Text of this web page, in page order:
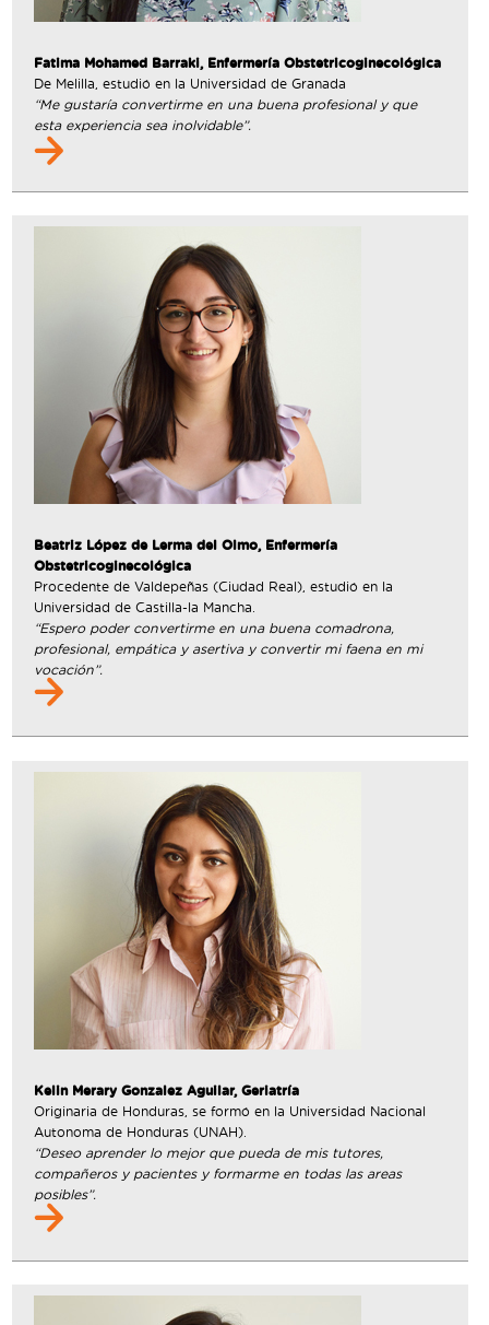
Fatima Mohamed Barraki, Enfermería Obstetricoginecológica
De Melilla, estudió en la Universidad de Granada
“Me gustaría convertirme en una buena profesional y que
esta experiencia sea inolvidable”.
Beatriz López de Lerma del Olmo, Enfermería
Obstetricoginecológica
Procedente de Valdepeñas (Ciudad Real), estudió en la
Universidad de Castilla-la Mancha.
“Espero poder convertirme en una buena comadrona,
profesional, empática y asertiva y convertir mi faena en mi
vocación”.
Kelin Merary Gonzalez Aguilar, Geriatría
Originaria de Honduras, se formó en la Universidad Nacional
Autonoma de Honduras (UNAH).
“Deseo aprender lo mejor que pueda de mis tutores,
compañeros y pacientes y formarme en todas las areas
posibles”.